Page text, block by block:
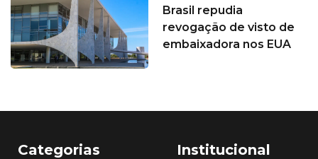
Brasil repudia
revogação de visto de
embaixadora nos EUA
Categorias Institucional